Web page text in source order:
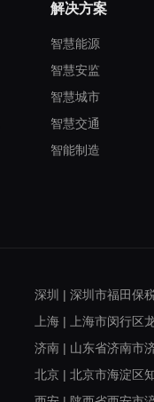
解决方案
智慧能源
智慧安监
智慧城市
智慧交通
智能制造
深圳 | 深圳市福田保
上海 | 上海市闵行区
济南 | 山东省济南市
北京 | 北京市海淀区